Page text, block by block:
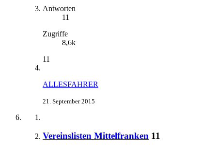
Antworten
11
Zugriffe
8,6k
11
ALLESFAHRER
21. September 2015
Vereinslisten Mittelfranken 11